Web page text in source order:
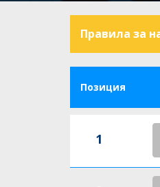
Правила за
Позиция
1